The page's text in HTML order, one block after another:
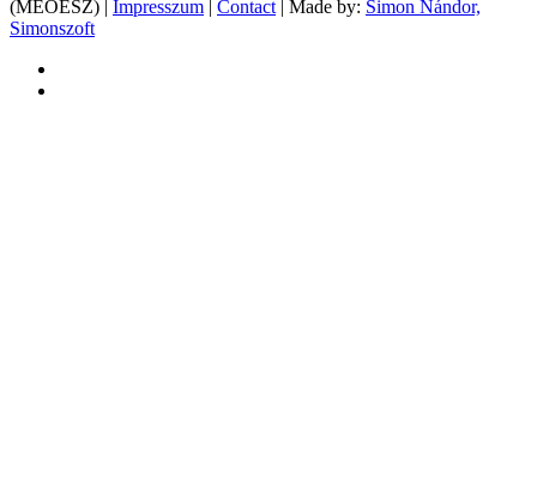
(MEOESZ) | Impresszum | Contact | Made by: Simon Nándor,
Simonszoft